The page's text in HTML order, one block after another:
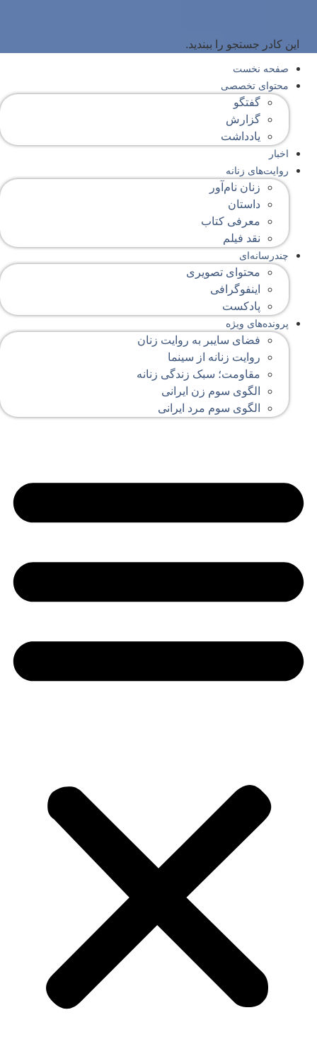
این کادر جستجو را ببندید.
صفحه‌ نخست
محتوای‌ تخصصی
گفتگو
گزارش
یادداشت
اخبار
روایت‌های زنانه
زنان نام‌آور
داستان
معرفی کتاب
نقد فیلم
چندرسانه‌ای
محتوای تصویری
اینفوگرافی
پادکست
پرونده‌های ویژه
فضای سایبر به روایت زنان
روایت زنانه از سینما
مقاومت؛ سبک زندگی زنانه
الگوی سوم زن ایرانی
الگوی سوم مرد ایرانی